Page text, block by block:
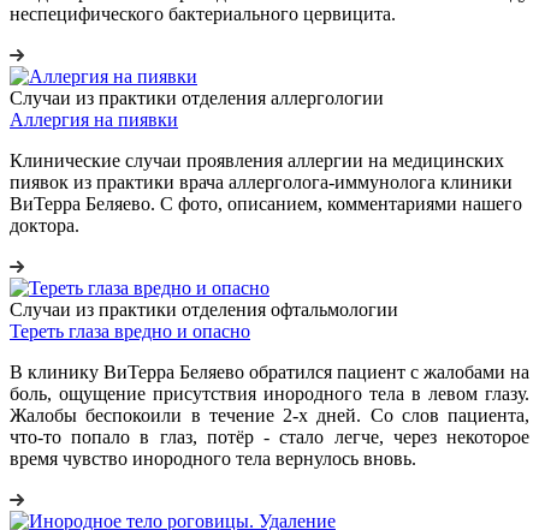
неспецифического бактериального цервицита.
Случаи из практики отделения аллергологии
Аллергия на пиявки
Клинические случаи проявления аллергии на медицинских
пиявок из практики врача аллерголога-иммунолога клиники
ВиТерра Беляево. С фото, описанием, комментариями нашего
доктора.
Случаи из практики отделения офтальмологии
Тереть глаза вредно и опасно
В клинику ВиТерра Беляево обратился пациент с жалобами на
боль, ощущение присутствия инородного тела в левом глазу.
Жалобы беспокоили в течение 2-х дней. Со слов пациента,
что-то попало в глаз, потёр - стало легче, через некоторое
время чувство инородного тела вернулось вновь.